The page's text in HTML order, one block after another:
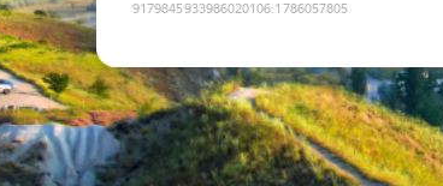
9179845933986020106:1786057805